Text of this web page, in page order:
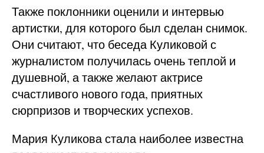
Также поклонники оценили и интервью
артистки, для которого был сделан снимок.
Они считают, что беседа Куликовой с
журналистом получилась очень теплой и
душевной, а также желают актрисе
счастливого нового года, приятных
сюрпризов и творческих успехов.
Мария Куликова стала наиболее известна